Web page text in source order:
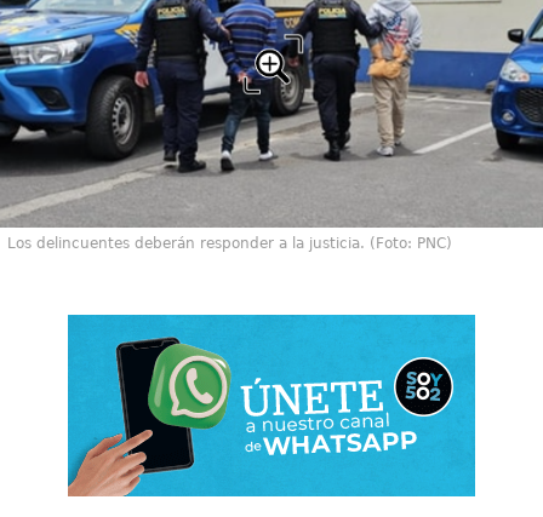
Los delincuentes deberán responder a la justicia. (Foto: PNC)